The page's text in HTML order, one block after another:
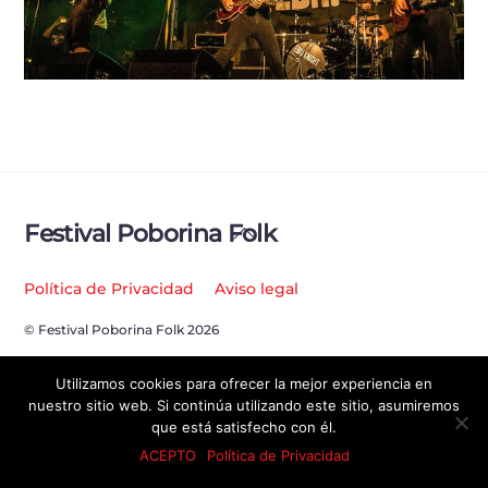
Back
Top
Festival Poborina Folk
Política de Privacidad Aviso legal
© Festival Poborina Folk 2026
Utilizamos cookies para ofrecer la mejor experiencia en
nuestro sitio web. Si continúa utilizando este sitio, asumiremos
que está satisfecho con él.
ACEPTO
Política de Privacidad